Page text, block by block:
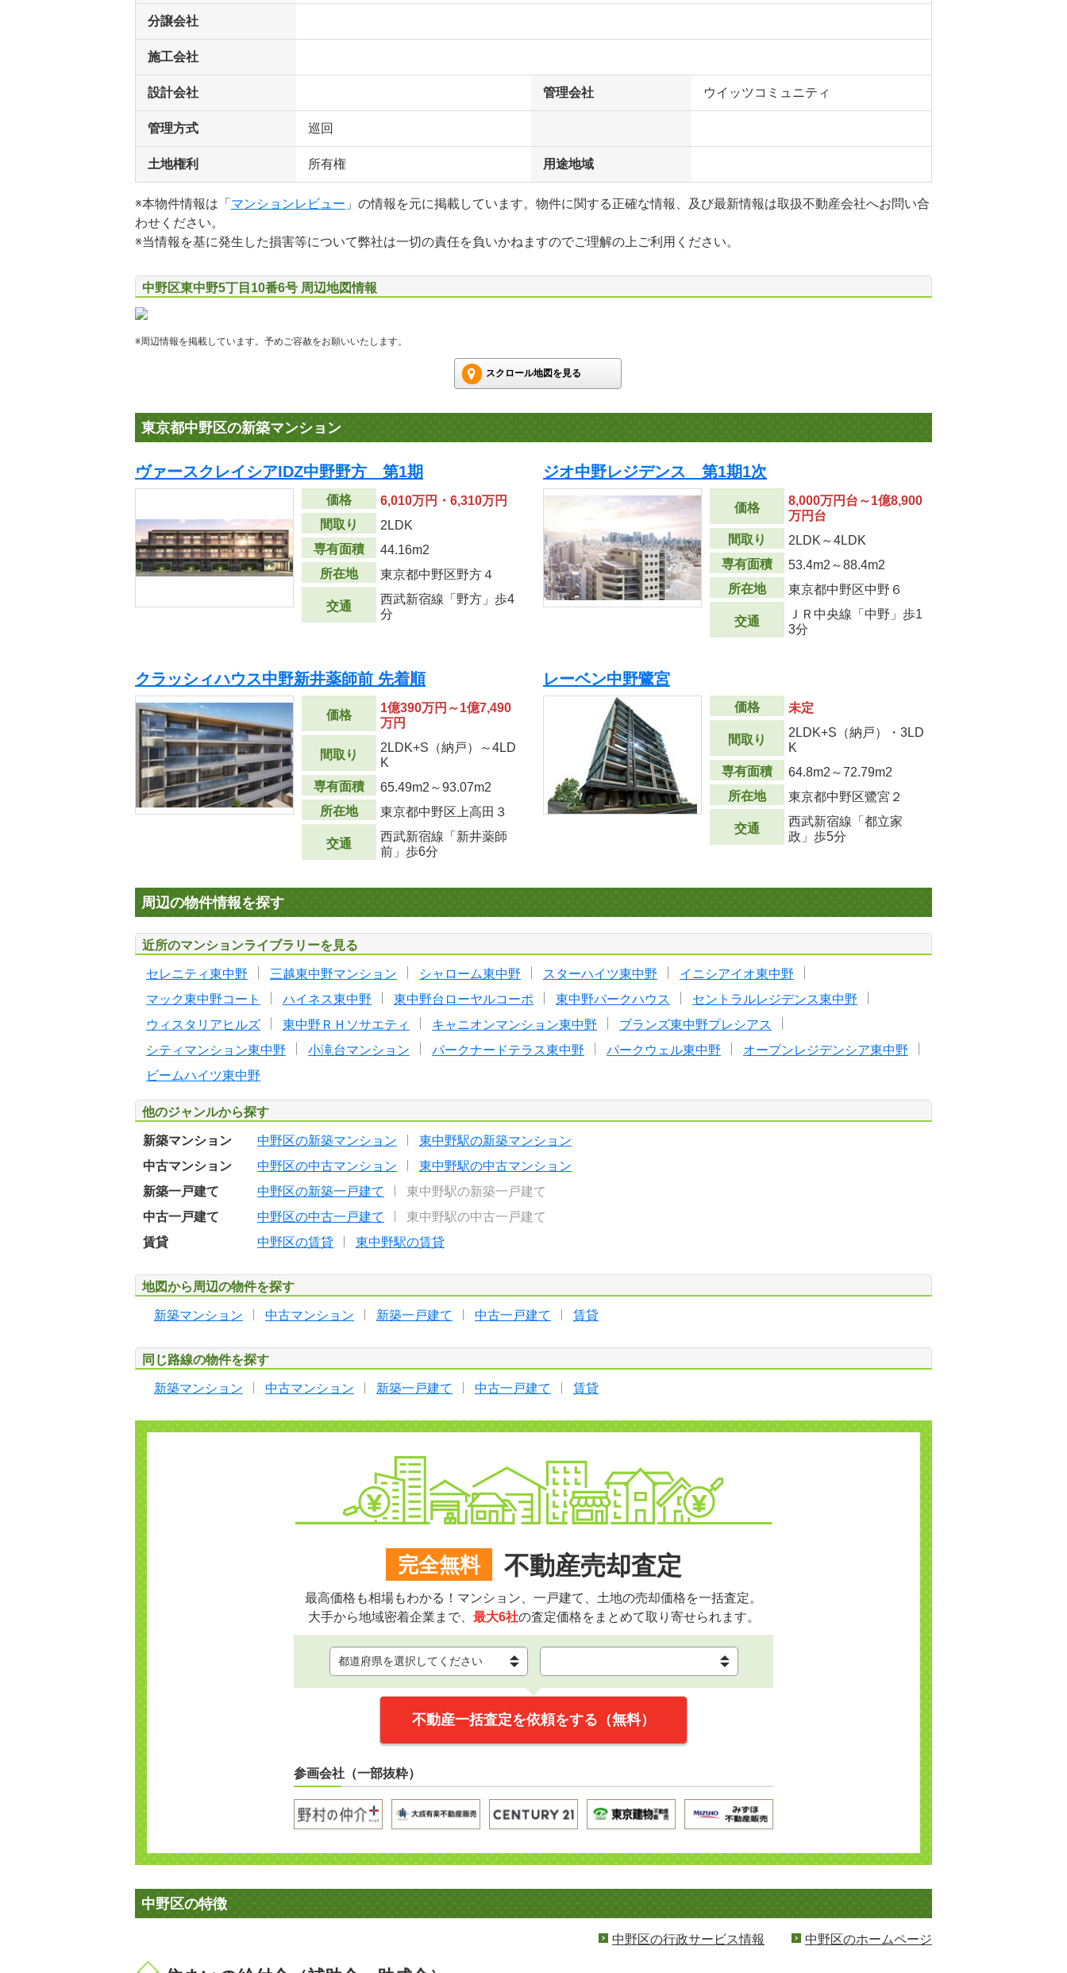
分譲会社
施工会社
設計会社 管理会社 ウイッツコミュニティ
管理方式 巡回
土地権利 所有権 用途地域
※本物件情報は「 マンションレビュー 」の情報を元に掲載しています。物件に関する正確な情報、及び最新情報は取扱不動産会社へお問い合
わせください。
※当情報を基に発生した損害等について弊社は一切の責任を負いかねますのでご理解の上ご利用ください。
中野区東中野5丁目10番6号 周辺地図情報
※周辺情報を掲載しています。予めご容赦をお願いいたします。
スクロール地図を見る
東京都中野区の新築マンション
ヴァースクレイシアIDZ中野野方 第1期
価格
6,010万円・6,310万円
間取り
2LDK
専有面積
44.16m2
所在地
東京都中野区野方４
交通
西武新宿線「野方」歩4
分
ジオ中野レジデンス 第1期1次
価格
8,000万円台～1億8,900
万円台
間取り
2LDK～4LDK
専有面積
53.4m2 ～88.4m2
所在地
東京都中野区中野６
交通
ＪＲ中央線「中野」歩1
3分
クラッシィハウス中野新井薬師前 先着順
価格
1億390万円～1億7,490
万円
間取り
2LDK+S（納戸）～4LD
K
専有面積
65.49m2 ～93.07m2
所在地
東京都中野区上高田３
交通
西武新宿線「新井薬師
前」歩6分
レーベン中野鷺宮
価格 未定
間取り
2LDK+S（納戸）・3LD
K
専有面積
64.8m2 ～72.79m2
所在地
東京都中野区鷺宮２
交通
西武新宿線「都立家
政」歩5分
周辺の物件情報を探す
近所のマンションライブラリーを見る
セレニティ東中野 三越東中野マンション シャローム東中野 スターハイツ東中野
イニシアイオ東中野
マック東中野コート
ハイネス東中野 東中野台ローヤルコーポ 東中野パークハウス
セントラルレジデンス東中野
ウィスタリアヒルズ
東中野ＲＨソサエティ キャニオンマンション東中野
ブランズ東中野プレシアス
シティマンション東中野
小滝台マンション パークナードテラス東中野 パークウェル東中野
オープンレジデンシア東中野
ビームハイツ東中野
他のジャンルから探す
新築マンション 中野区の新築マンション
東中野駅の新築マンション
中古マンション
中野区の中古マンション
東中野駅の中古マンション
新築一戸建て
中野区の新築一戸建て
東中野駅の新築一戸建て
中古一戸建て
中野区の中古一戸建て
東中野駅の中古一戸建て
賃貸
中野区の賃貸 東中野駅の賃貸
地図から周辺の物件を探す
新築マンション 中古マンション 新築一戸建て 中古一戸建て 賃貸
同じ路線の物件を探す
新築マンション 中古マンション 新築一戸建て 中古一戸建て 賃貸
完全無料 不動産売却査定
最高価格も相場もわかる！マンション、一戸建て、土地の売却価格を一括査定。
大手から地域密着企業まで、 最大6社の査定価格をまとめて取り寄せられます。
不動産一括査定を依頼をする（無料）
参画会社（一部抜粋）
中野区の特徴
中野区の行政サービス情報 中野区のホームページ